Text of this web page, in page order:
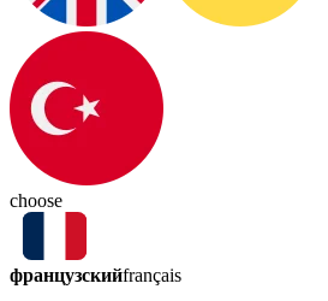
choose
французскийfrançais